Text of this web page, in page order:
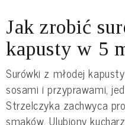
Jak zrobić
kapusty w 5
Surówki z młodej
sosami i przyprawami,
Strzelczyka zachwyca
smaków. Ulubiony